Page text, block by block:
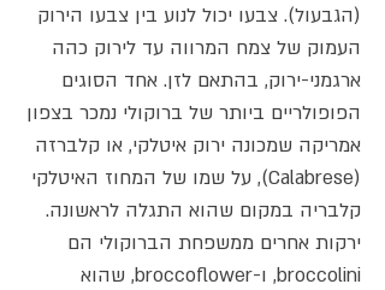
(הגבעול). צבעו יכול לנוע בין צבעו הירוק
העמוק של צמח המרווה עד לירוק כהה
ארגמני-ירוק, בהתאם לזן. אחד הסוגים
הפופולריים ביותר של ברוקולי נמכר בצפון
אמריקה שמכונה ירוק איטלקי, או קלברזה
(Calabrese), על שמו של המחוז האיטלקי
קלבריה במקום שהוא התגלה לראשונה.
ירקות אחרים ממשפחת הברוקולי הם
broccolini, ו-broccoflower, שהוא